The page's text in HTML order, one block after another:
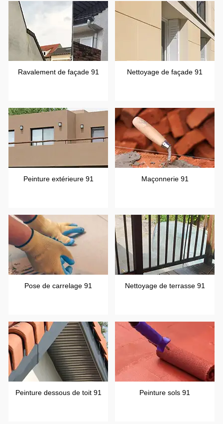
Ravalement de façade 91 Nettoyage de façade 91
Peinture extérieure 91 Maçonnerie 91
Pose de carrelage 91 Nettoyage de terrasse 91
Peinture dessous de toit 91 Peinture sols 91